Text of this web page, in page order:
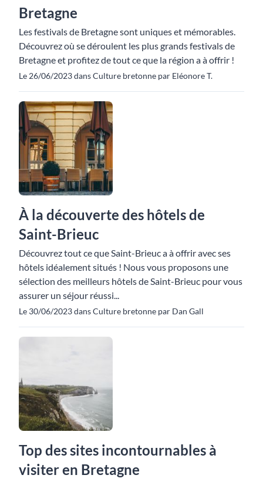
Bretagne
Les festivals de Bretagne sont uniques et mémorables.
Découvrez où se déroulent les plus grands festivals de
Bretagne et profitez de tout ce que la région a à offrir !
Le 26/06/2023 dans Culture bretonne par Eléonore T.
À la découverte des hôtels de
Saint-Brieuc
Découvrez tout ce que Saint-Brieuc a à offrir avec ses
hôtels idéalement situés ! Nous vous proposons une
sélection des meilleurs hôtels de Saint-Brieuc pour vous
assurer un séjour réussi...
Le 30/06/2023 dans Culture bretonne par Dan Gall
Top des sites incontournables à
visiter en Bretagne